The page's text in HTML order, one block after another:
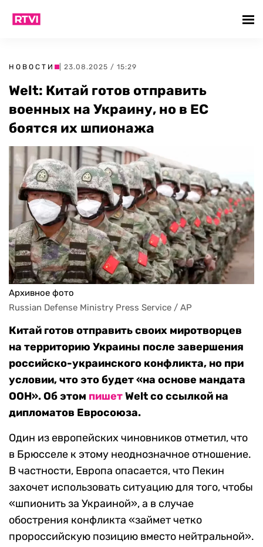
НОВОСТИ | 23.08.2025 / 15:29
Welt: Китай готов отправить
военных на Украину, но в ЕС
боятся их шпионажа
Архивное фото
Russian Defense Ministry Press Service / AP
Китай готов отправить своих миротворцев
на территорию Украины после завершения
российско-украинского конфликта, но при
условии, что это будет «на основе мандата
ООН». Об этом пишетWelt со ссылкой на
дипломатов Евросоюза.
Один из европейских чиновников отметил, что
в Брюсселе к этому неоднозначное отношение.
В частности, Европа опасается, что Пекин
захочет использовать ситуацию для того, чтобы
«шпионить за Украиной», а в случае
обострения конфликта «займет четко
пророссийскую позицию вместо нейтральной».